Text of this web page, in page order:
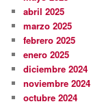
abril 2025
marzo 2025
febrero 2025
enero 2025
diciembre 2024
noviembre 2024
octubre 2024